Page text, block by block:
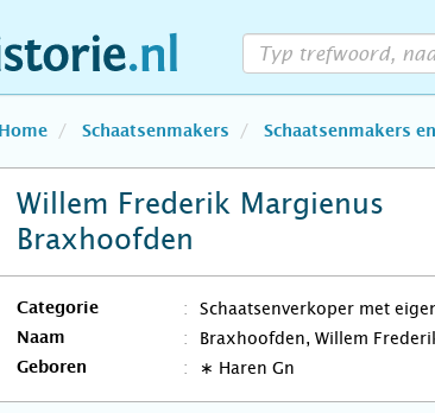
Home Schaatsenmakers Schaatsenmakers
Willem Frederik Margienus
Braxhoofden
Categorie Schaatsenverkoper met
Naam Braxhoofden, Willem
Geboren ∗ Haren Gn